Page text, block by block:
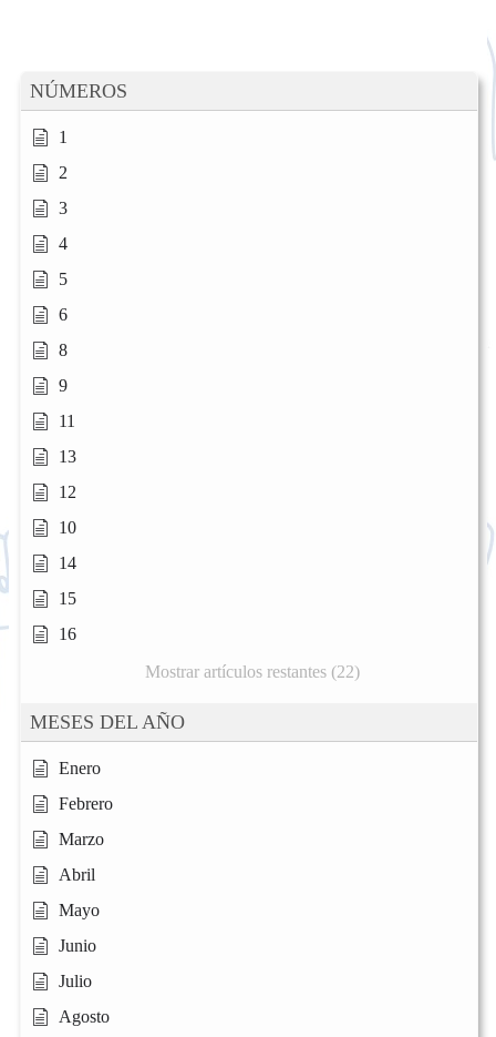
NÚMEROS
1
2
3
4
5
6
8
9
11
13
12
10
14
15
16
Mostrar artículos restantes (22)
MESES DEL AÑO
Enero
Febrero
Marzo
Abril
Mayo
Junio
Julio
Agosto